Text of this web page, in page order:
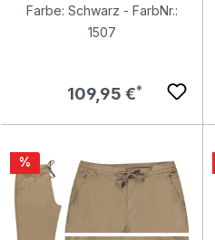
Farbe: Schwarz - FarbNr.:
1507
Regulärer Preis:
109,95 €
Rabatt
%